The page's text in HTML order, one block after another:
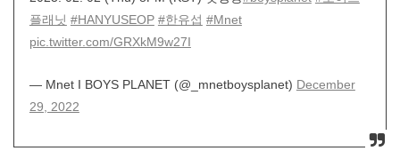
플래닛 #HANYUSEOP #한유섭 #Mnet
pic.twitter.com/GRXkM9w27I
— Mnet I BOYS PLANET (@_mnetboysplanet) December
29, 2022